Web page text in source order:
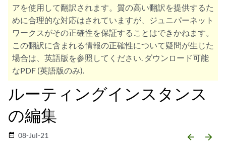
アを使用して翻訳されます。質の高い翻訳を提供するた
めに合理的な対応はされていますが、ジュニパーネット
ワークスがその正確性を保証することはできかねます。
この翻訳に含まれる情報の正確性について疑問が生じた
場合は、英語版を参照してください. ダウンロード可能
なPDF (英語版のみ).
ルーティングインスタンス
の編集
date_range 08-Jul-21 arrow_backward arrow_forward